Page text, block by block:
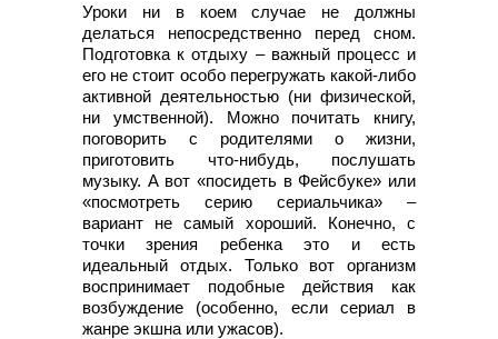
Уроки ни в коем случае не должны
делаться непосредственно перед сном.
Подготовка к отдыху – важный процесс и
его не стоит особо перегружать какой-либо
активной деятельностью (ни физической,
ни умственной). Можно почитать книгу,
поговорить с родителями о жизни,
приготовить что-нибудь, послушать
музыку. А вот «посидеть в Фейсбуке» или
«посмотреть серию сериальчика» –
вариант не самый хороший. Конечно, с
точки зрения ребенка это и есть
идеальный отдых. Только вот организм
воспринимает подобные действия как
возбуждение (особенно, если сериал в
жанре экшна или ужасов).